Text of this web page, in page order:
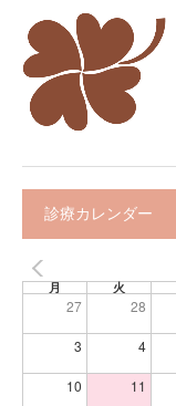
診療カレンダー
月 火
27 28
3 4
10 11